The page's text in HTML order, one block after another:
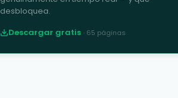
desbloquea.
Descargar gratis · 65 páginas